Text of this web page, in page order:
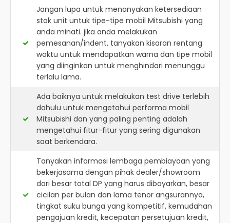
Jangan lupa untuk menanyakan ketersediaan
stok unit untuk tipe-tipe mobil Mitsubishi yang
anda minati. jika anda melakukan
pemesanan/indent, tanyakan kisaran rentang
waktu untuk mendapatkan warna dan tipe mobil
yang diinginkan untuk menghindari menunggu
terlalu lama.
Ada baiknya untuk melakukan test drive terlebih
dahulu untuk mengetahui performa mobil
Mitsubishi dan yang paling penting adalah
mengetahui fitur-fitur yang sering digunakan
saat berkendara.
Tanyakan informasi lembaga pembiayaan yang
bekerjasama dengan pihak dealer/showroom
dari besar total DP yang harus dibayarkan, besar
cicilan per bulan dan lama tenor angsurannya,
tingkat suku bunga yang kompetitif, kemudahan
pengajuan kredit, kecepatan persetujuan kredit,